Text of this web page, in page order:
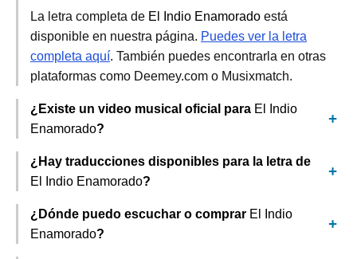
La letra completa de El Indio Enamorado está
disponible en nuestra página. Puedes ver la letra
completa aquí. También puedes encontrarla en otras
plataformas como Deemey.com o Musixmatch.
¿Existe un video musical oficial para El Indio
Enamorado?
¿Hay traducciones disponibles para la letra de
El Indio Enamorado?
¿Dónde puedo escuchar o comprar El Indio
Enamorado?